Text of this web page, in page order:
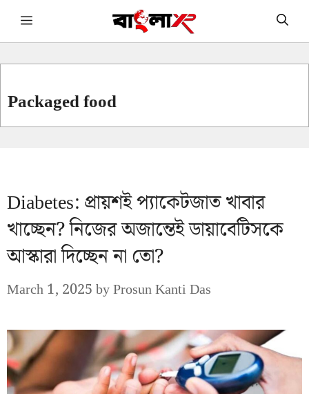
Skip Menu
Packaged food
Diabetes: প্রায়শই প্যাকেটজাত খাবার
খাচ্ছেন? নিজের অজান্তেই ডায়াবেটিসকে
আস্কারা দিচ্ছেন না তো?
March 1, 2025byProsun Kanti Das